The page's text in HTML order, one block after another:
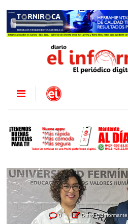
0 Diario El Informante